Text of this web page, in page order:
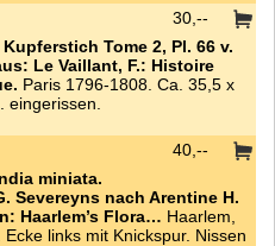
Tome 2, Pl. 66 v.
Le Vaillant, F.: Histoire
Paris 1796-1808. Ca. 35,5 x
eingerissen.
30,--
miniata.
Severeyns nach Arentine H.
Haarlem’s Flora… Haarlem,
links mit Knickspur. Nissen
40,--